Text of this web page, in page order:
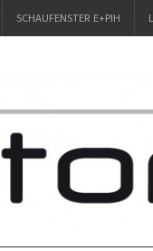
SCHAUFENSTER E+PIH